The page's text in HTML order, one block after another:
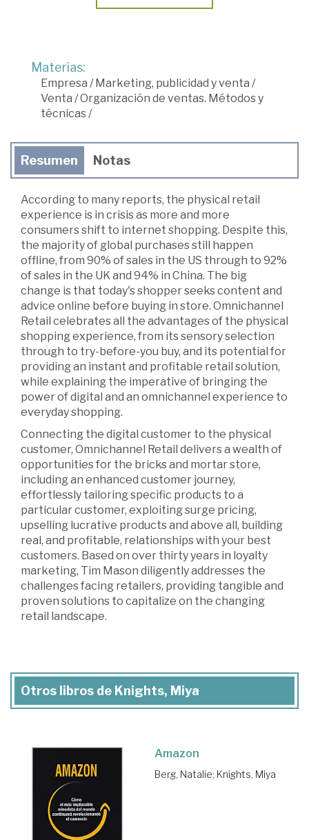
Materias:
Empresa /Marketing, publicidad y venta /
Venta /Organización de ventas. Métodos y
técnicas/
Resumen Notas
According to many reports, the physical retail
experience is in crisis as more and more
consumers shift to internet shopping. Despite this,
the majority of global purchases still happen
offline, from 90% of sales in the US through to 92%
of sales in the UK and 94% in China. The big
change is that today's shopper seeks content and
advice online before buying in store. Omnichannel
Retail celebrates all the advantages of the physical
shopping experience, from its sensory selection
through to try-before-you buy, and its potential for
providing an instant and profitable retail solution,
while explaining the imperative of bringing the
power of digital and an omnichannel experience to
everyday shopping.
Connecting the digital customer to the physical
customer, Omnichannel Retail delivers a wealth of
opportunities for the bricks and mortar store,
including an enhanced customer journey,
effortlessly tailoring specific products to a
particular customer, exploiting surge pricing,
upselling lucrative products and above all, building
real, and profitable, relationships with your best
customers. Based on over thirty years in loyalty
marketing, Tim Mason diligently addresses the
challenges facing retailers, providing tangible and
proven solutions to capitalize on the changing
retail landscape.
Otros libros de Knights, Miya
Amazon
Berg, Natalie; Knights, Miya